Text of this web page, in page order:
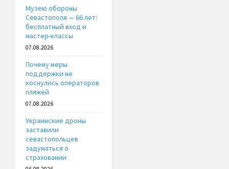
Музею обороны
Севастополя — 66 лет:
бесплатный вход и
мастер-классы
07.08.2026
Почему меры
поддержки не
коснулись операторов
пляжей
07.08.2026
Украинские дроны
заставили
севастопольцев
задуматься о
страховании